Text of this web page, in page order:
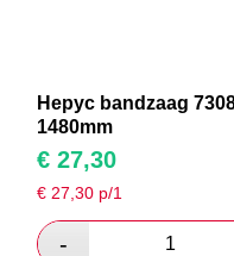
Hepyc bandzaag
1480mm
€ 27,30
€27,30 p/1